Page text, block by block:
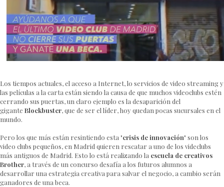
Los tiempos actuales, el acceso a Internet, lo servicios de video streaming y
las películas a la carta están siendo la causa de que muchos videoclubs estén
cerrando sus puertas, un claro ejemplo es la desaparición del
gigante Blockbuster, que de ser el líder, hoy quedan pocas sucursales en el
mundo.
Pero los que más están resintiendo esta "crisis de innovación" son los
video clubs pequeños, en Madrid quieren rescatar a uno de los videclubs
más antiguos de Madrid. Esto lo está realizando la escuela de creativos
Brother, a través de un concurso desafía a los futuros alumnos a
desarrollar una estrategia creativa para salvar el negocio, a cambio serán
ganadores de una beca.